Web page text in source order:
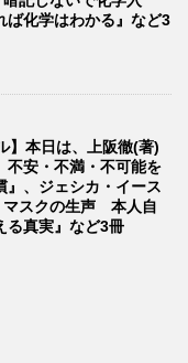
化学はわかる』など3
】本日は、上阪徹(著)
不安・不満・不可能を
』、ジェシカ・イース
マスクの生声 本人自
る真実』など3冊